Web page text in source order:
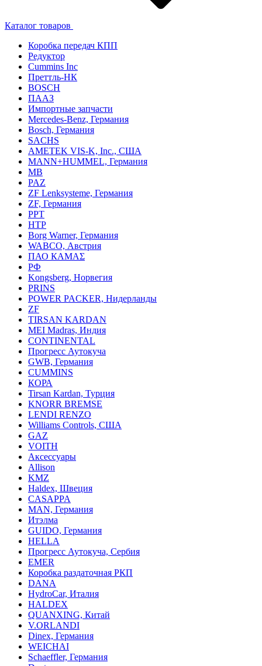
Каталог товаров
Коробка передач КПП
Редуктор
Cummins Inc
Преттль-НК
BOSCH
ПААЗ
Импортные запчасти
Mercedes-Benz, Германия
Bosch, Германия
SACHS
AMETEK VIS-K, Inc., США
MANN+HUMMEL, Германия
MB
PAZ
ZF Lenksysteme, Германия
ZF, Германия
PPT
HTP
Borg Warner, Германия
WABCO, Австрия
ПАО КАМАΣ
РФ
Kongsberg, Норвегия
PRINS
POWER PACKER, Нидерланды
ZF
TIRSAN KARDAN
MEI Madras, Индия
CONTINENTAL
Прогресс Аутокуча
GWB, Германия
CUMMINS
КОРА
Tirsan Kardan, Турция
KNORR BREMSE
LENDI RENZO
Williams Controls, США
GAZ
VOITH
Аксессуары
Allison
KMZ
Haldex, Швеция
CASAPPA
MAN, Германия
Итэлма
GUIDO, Германия
HELLA
Прогресс Аутокуча, Сербия
EMER
Коробка раздаточная РКП
DANA
HydroCar, Италия
HALDEX
QUANXING, Китай
V.ORLANDI
Dinex, Германия
WEICHAI
Schaeffler, Германия